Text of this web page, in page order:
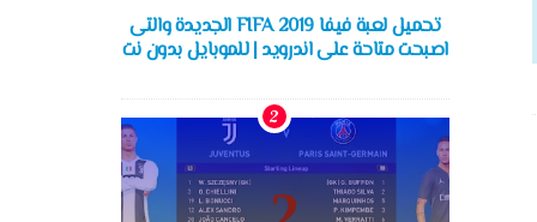
تحميل لعبة فيفا FIFA 2019 الجديدة والتى
اصبحت متاحة على اندرويد | للموبايل بدون نت